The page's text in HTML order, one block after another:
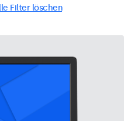
Filter löschen